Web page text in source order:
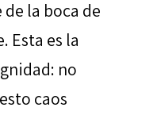
la boca de
Esta es la
no
caos